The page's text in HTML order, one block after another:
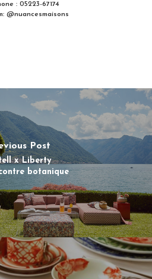
: 05223-67174
@nuancesmaisons
Post
x Liberty
botanique